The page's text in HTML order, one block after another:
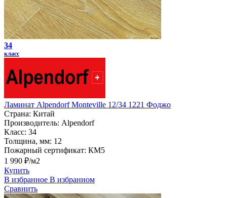
34
класс
Ламинат Alpendorf Monteville 12/34 1221 Фоджо
Страна: Китай
Производитель: Alpendorf
Класс: 34
Толщина, мм: 12
Пожарный сертификат: КМ5
1 990 ₽/м2
Купить
В избранное В избранном
Сравнить